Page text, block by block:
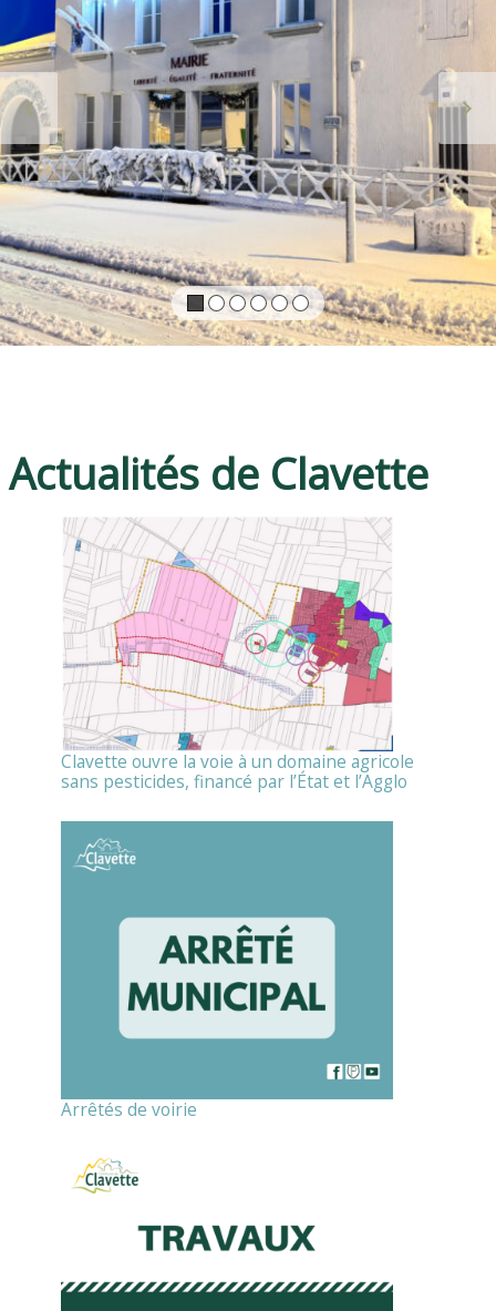
PRÉCÉDENT
Actualités de Clavette
Clavette ouvre la voie à un domaine agricole
sans pesticides, financé par l’État et l’Agglo
Arrêtés de voirie